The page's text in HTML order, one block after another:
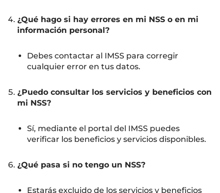
¿Qué hago si hay errores en mi NSS o en mi
información personal?
Debes contactar al IMSS para corregir
cualquier error en tus datos.
¿Puedo consultar los servicios y beneficios con
mi NSS?
Sí, mediante el portal del IMSS puedes
verificar los beneficios y servicios disponibles.
¿Qué pasa si no tengo un NSS?
Estarás excluido de los servicios y beneficios